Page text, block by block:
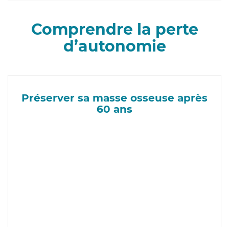
Comprendre la perte
d’autonomie
Préserver sa masse osseuse après
60 ans